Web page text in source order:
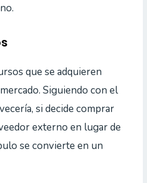
que se adquieren
Siguiendo con el
si decide comprar
externo en lugar de
se convierte en un